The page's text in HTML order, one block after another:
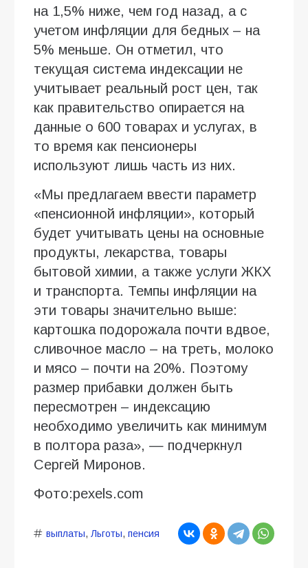
на 1,5% ниже, чем год назад, а с
учетом инфляции для бедных – на
5% меньше. Он отметил, что
текущая система индексации не
учитывает реальный рост цен, так
как правительство опирается на
данные о 600 товарах и услугах, в
то время как пенсионеры
используют лишь часть из них.
«Мы предлагаем ввести параметр
«пенсионной инфляции», который
будет учитывать цены на основные
продукты, лекарства, товары
бытовой химии, а также услуги ЖКХ
и транспорта. Темпы инфляции на
эти товары значительно выше:
картошка подорожала почти вдвое,
сливочное масло – на треть, молоко
и мясо – почти на 20%. Поэтому
размер прибавки должен быть
пересмотрен – индексацию
необходимо увеличить как минимум
в полтора раза», — подчеркнул
Сергей Миронов.
Фото:pexels.com
выплаты, Льготы, пенсия